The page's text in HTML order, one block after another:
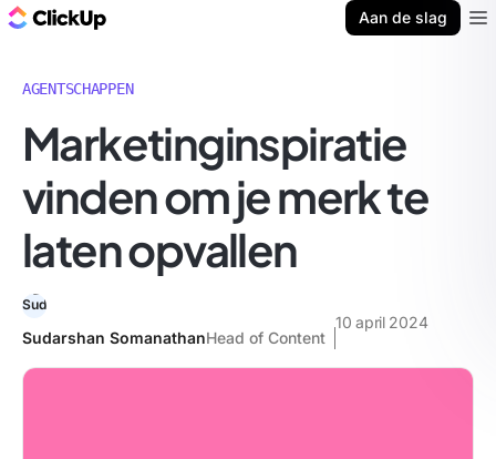
Aan de slag
AGENTSCHAPPEN
Marketinginspiratie
vinden om je merk te
laten opvallen
Sudarshan SomanathanHead of Content
10 april 2024